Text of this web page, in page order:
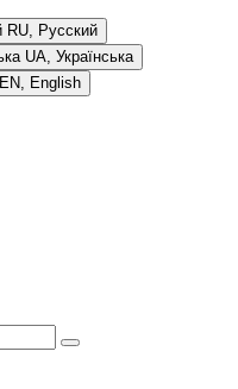
RU, Русский
UA, Українська
EN, English